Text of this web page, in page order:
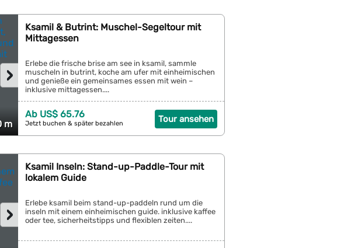
m
›
Ksamil & Butrint: Muschel-Segeltour mit
Mittagessen
Erlebe die frische brise am see in ksamil, sammle
muscheln in butrint, koche am ufer mit einheimischen
und genieße ein gemeinsames essen mit wein –
inklusive mittagessen....
Tour ansehen
Ab US$ 65.76
Jetzt buchen & später bezahlen
›
Ksamil Inseln: Stand-up-Paddle-Tour mit
lokalem Guide
Erlebe ksamil beim stand-up-paddeln rund um die
inseln mit einem einheimischen guide. inklusive kaffee
oder tee, sicherheitstipps und flexiblen zeiten....